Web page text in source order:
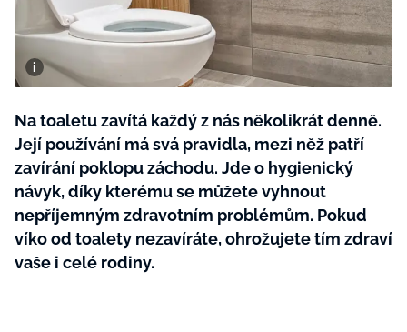
Tvoření
Rady a tipy
BurdaMedia
Extra
SVĚT ŽENY - 599 KČ
ROČNÍ PŘEDPLATNÉ SVĚT ŽENY +
Na toaletu zavítá každý z nás několikrát denně.
Její používání má svá pravidla, mezi něž patří
zavírání poklopu záchodu. Jde o hygienický
návyk, díky kterému se můžete vyhnout
nepříjemným zdravotním problémům. Pokud
víko od toalety nezavíráte, ohrožujete tím zdraví
vaše i celé rodiny.